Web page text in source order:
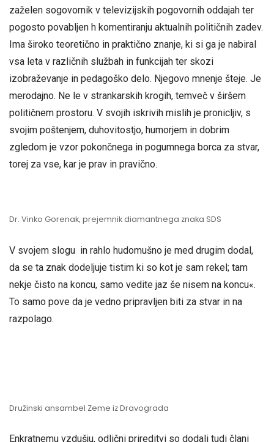
zaželen sogovornik v televizijskih pogovornih oddajah ter
pogosto povabljen h komentiranju aktualnih političnih zadev.
Ima široko teoretično in praktično znanje, ki si ga je nabiral
vsa leta v različnih službah in funkcijah ter skozi
izobraževanje in pedagoško delo. Njegovo mnenje šteje. Je
merodajno. Ne le v strankarskih krogih, temveč v širšem
političnem prostoru. V svojih iskrivih mislih je pronicljiv, s
svojim poštenjem, duhovitostjo, humorjem in dobrim
zgledom je vzor pokončnega in pogumnega borca za stvar,
torej za vse, kar je prav in pravično.
Dr. Vinko Gorenak, prejemnik diamantnega znaka SDS
V svojem slogu in rahlo hudomušno je med drugim dodal,
da se ta znak dodeljuje tistim ki so kot je sam rekel; tam
nekje čisto na koncu, samo vedite jaz še nisem na koncu«.
To samo pove da je vedno pripravljen biti za stvar in na
razpolago.
Družinski ansambel Zeme iz Dravograda
Enkratnemu vzdušju, odlični prireditvi so dodali tudi člani